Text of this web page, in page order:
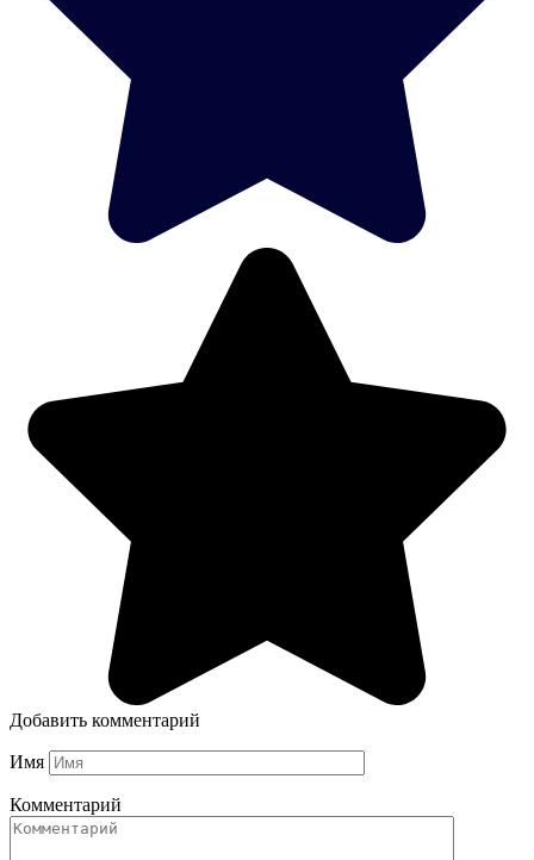
Добавить комментарий
Имя
Комментарий